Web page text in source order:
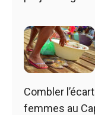
Combler
femmes au